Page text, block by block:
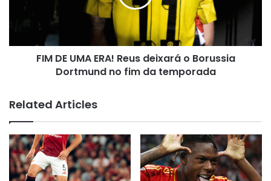
deixará
Borussia
Dortmund
FIM DE UMA ERA! Reus deixará o Borussia
Dortmund no fim da temporada
Related Articles